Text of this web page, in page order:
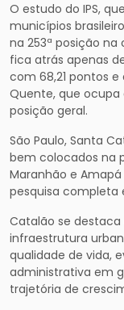
O estudo do IPS,
municípios
na 253ª posição
fica atrás apenas
com 68,21 pontos
Quente, que ocupa
posição geral.
São Paulo, Santa
bem colocados na
Maranhão e
pesquisa completa
Catalão se
infraestrutura
qualidade de vida,
administrativa em
trajetória de